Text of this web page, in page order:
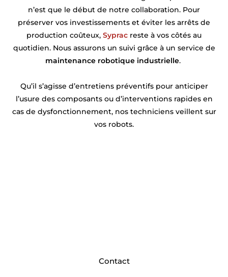
n’est que le début de notre collaboration. Pour
préserver vos investissements et éviter les arrêts de
production coûteux, Syprac reste à vos côtés au
quotidien. Nous assurons un suivi grâce à un service de
maintenance robotique industrielle.
Qu’il s’agisse d’entretiens préventifs pour anticiper
l’usure des composants ou d’interventions rapides en
cas de dysfonctionnement, nos techniciens veillent sur
vos robots.
Contact